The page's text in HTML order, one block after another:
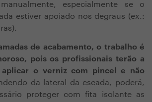
especialmente se o
estiver apoiado nos degraus (ex.:
de acabamento, o trabalho é
pois os profissionais terão a
aplicar o verniz com pincel e não
da lateral da escada, poderá,
proteger com fita isolante as